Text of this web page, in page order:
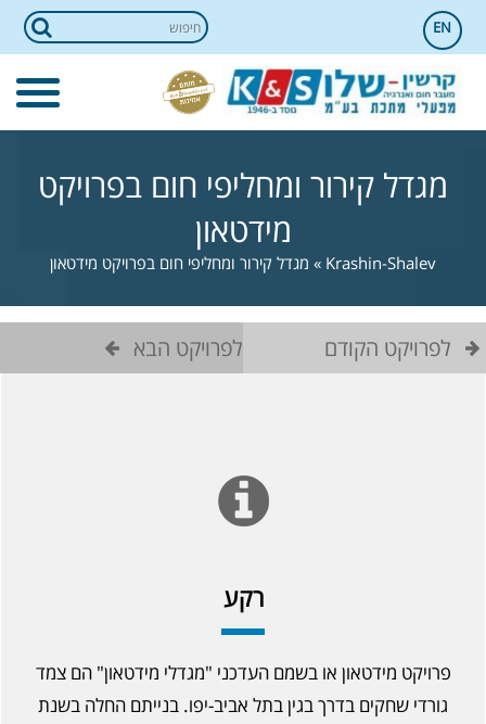
EN
מגדל קירור ומחליפי חום בפרויקט
מידטאון
Krashin-Shalev
» מגדל קירור ומחליפי חום בפרויקט מידטאון
לפרויקט הבא לפרויקט הקודם
רקע
פרויקט מידטאון או בשמם העדכני "מגדלי מידטאון" הם צמד
גורדי שחקים בדרך בגין בתל אביב-יפו. בנייתם החלה בשנת